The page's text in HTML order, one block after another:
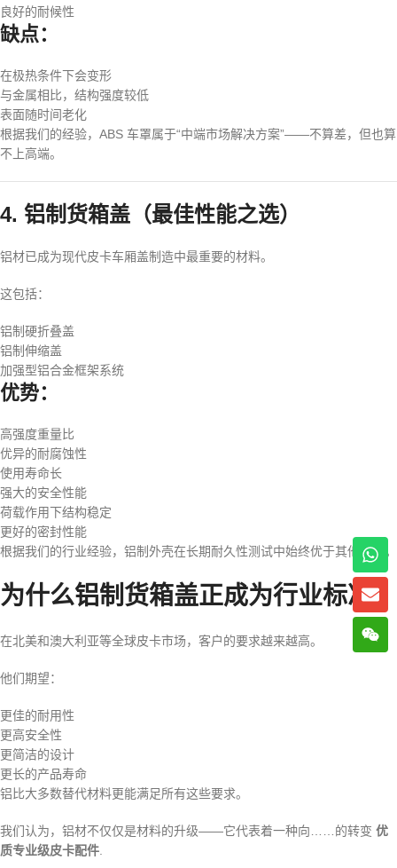
良好的耐候性
缺点：
在极热条件下会变形
与金属相比，结构强度较低
表面随时间老化
根据我们的经验，ABS 车罩属于“中端市场解决方案”——不算差，但也算
不上高端。
4. 铝制货箱盖（最佳性能之选）
铝材已成为现代皮卡车厢盖制造中最重要的材料。
这包括：
铝制硬折叠盖
铝制伸缩盖
加强型铝合金框架系统
优势：
高强度重量比
优异的耐腐蚀性
使用寿命长
强大的安全性能
荷载作用下结构稳定
更好的密封性能
根据我们的行业经验，铝制外壳在长期耐久性测试中始终优于其他材料。
为什么铝制货箱盖正成为行业标准
在北美和澳大利亚等全球皮卡市场，客户的要求越来越高。
他们期望：
更佳的耐用性
更高安全性
更简洁的设计
更长的产品寿命
铝比大多数替代材料更能满足所有这些要求。
我们认为，铝材不仅仅是材料的升级——它代表着一种向……的转变 优
质专业级皮卡配件